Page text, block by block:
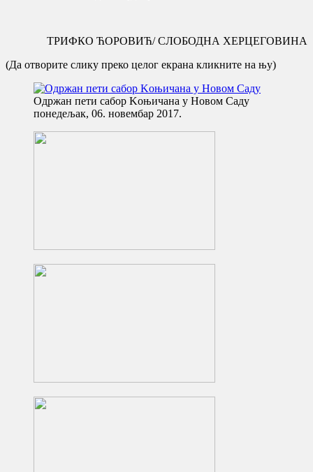
ТРИФКО ЋОРОВИЋ/ СЛОБОДНА ХЕРЦЕГОВИНА
(Да отворите слику преко целог екрана кликните на њу)
Oдржан пети сабор Koњичана у Новом Саду
понедељак, 06. новембар 2017.